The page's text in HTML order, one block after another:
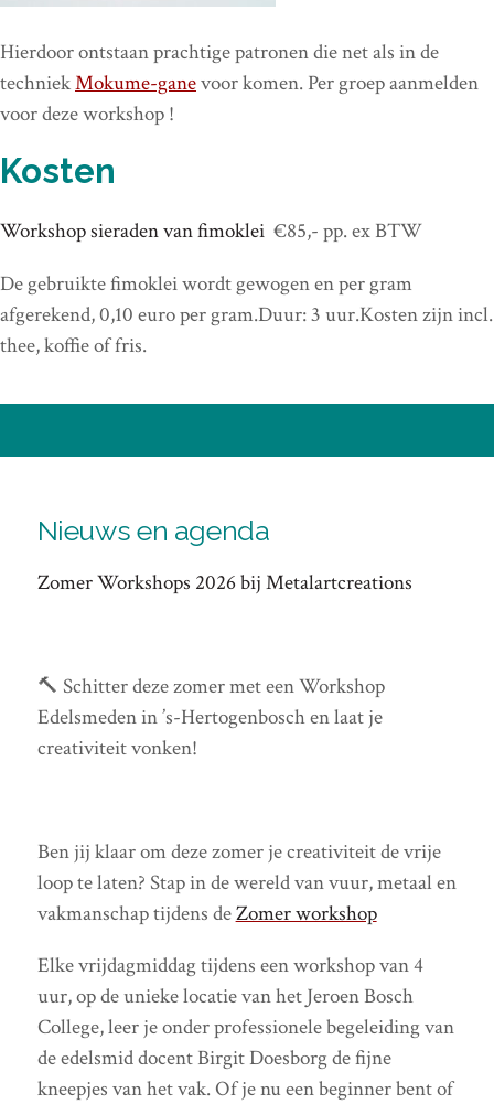
Hierdoor ontstaan prachtige patronen die net als in de
techniekMokume-ganevoor komen. Per groep aanmelden
voor deze workshop !
Kosten
Workshop sieraden van fimoklei €85,- pp. ex BTW
De gebruikte fimoklei wordt gewogen en per gram
afgerekend, 0,10 euro per gram.Duur: 3 uur.Kosten zijn incl.
thee, koffie of fris.
Nieuws en agenda
Zomer Workshops 2026 bij Metalartcreations
🔨 Schitter deze zomer met een Workshop
Edelsmeden in ’s-Hertogenbosch en laat je
creativiteit vonken!
Ben jij klaar om deze zomer je creativiteit de vrije
loop te laten? Stap in de wereld van vuur, metaal en
vakmanschap tijdens deZomer workshop
Elke vrijdagmiddag tijdens een workshop van 4
uur, op de unieke locatie van het Jeroen Bosch
College, leer je onder professionele begeleiding van
de edelsmid docent Birgit Doesborg de fijne
kneepjes van het vak. Of je nu een beginner bent of